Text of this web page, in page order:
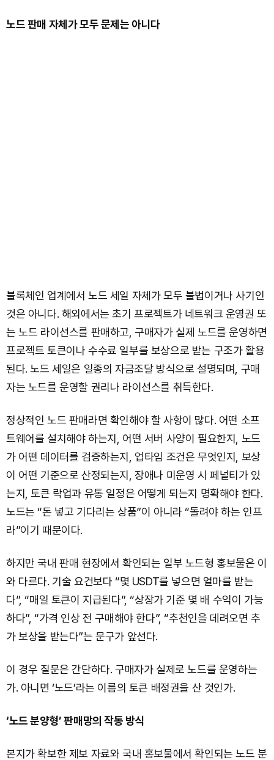
노드 판매 자체가 모두 문제는 아니다
블록체인 업계에서 노드 세일 자체가 모두 불법이거나 사기인
것은 아니다. 해외에서는 초기 프로젝트가 네트워크 운영권 또
는 노드 라이선스를 판매하고, 구매자가 실제 노드를 운영하면
프로젝트 토큰이나 수수료 일부를 보상으로 받는 구조가 활용
된다. 노드 세일은 일종의 자금조달 방식으로 설명되며, 구매
자는 노드를 운영할 권리나 라이선스를 취득한다.
정상적인 노드 판매라면 확인해야 할 사항이 많다. 어떤 소프
트웨어를 설치해야 하는지, 어떤 서버 사양이 필요한지, 노드
가 어떤 데이터를 검증하는지, 업타임 조건은 무엇인지, 보상
이 어떤 기준으로 산정되는지, 장애나 미운영 시 페널티가 있
는지, 토큰 락업과 유통 일정은 어떻게 되는지 명확해야 한다.
노드는 “돈 넣고 기다리는 상품”이 아니라 “돌려야 하는 인프
라”이기 때문이다.
하지만 국내 판매 현장에서 확인되는 일부 노드형 홍보물은 이
와 다르다. 기술 요건보다 “몇 USDT를 넣으면 얼마를 받는
다”, “매일 토큰이 지급된다”, “상장가 기준 몇 배 수익이 가능
하다”, “가격 인상 전 구매해야 한다”, “추천인을 데려오면 추
가 보상을 받는다”는 문구가 앞선다.
이 경우 질문은 간단하다. 구매자가 실제로 노드를 운영하는
가. 아니면 ‘노드’라는 이름의 토큰 배정권을 산 것인가.
‘노드 분양형’ 판매망의 작동 방식
본지가 확보한 제보 자료와 국내 홍보물에서 확인되는 노드 분